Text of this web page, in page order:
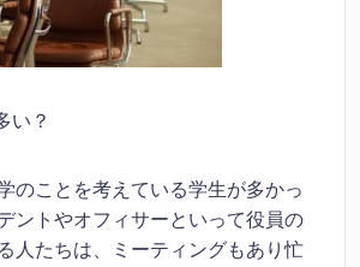
い？
のことを考えている学生が多かっ
ントやオフィサーといって役員の
人たちは、ミーティングもあり忙